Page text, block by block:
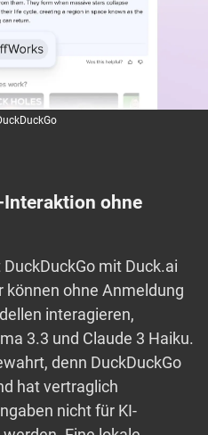
ohne
mit Duck.ai
ohne Anmeldung
interagieren,
3.3 und Claude 3 Haiku.
denn DuckDuckGo
hat vertraglich
nicht für KI-